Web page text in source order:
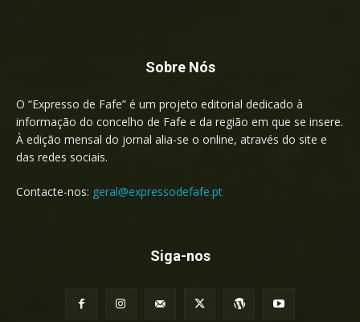
Sobre Nós
O “Expresso de Fafe” é um projeto editorial dedicado à
informação do concelho de Fafe e da região em que se insere.
À edição mensal do jornal alia-se o online, através do site e
das redes sociais.
Contacte-nos: geral@expressodefafe.pt
Siga-nos